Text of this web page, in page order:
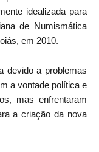
idealizada para
de Numismática
em 2010.
devido a problemas
a vontade política e
mas enfrentaram
a criação da nova